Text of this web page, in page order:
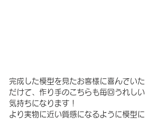
完成した模型を見たお客様に喜んでいた
だけて、作り手のこちらも毎回うれしい
気持ちになります！
より実物に近い質感になるように模型に